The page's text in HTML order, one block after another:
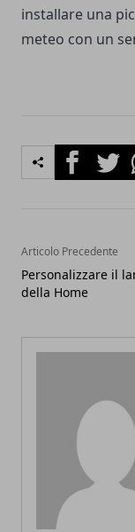
installare una
meteo con un
Facebook
Articolo Precedente
Personalizzare il
della Home